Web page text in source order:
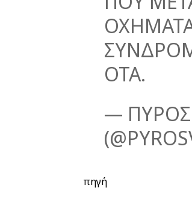
ΟΤΑ.
—
πηγή